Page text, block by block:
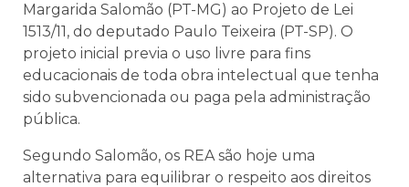
Margarida Salomão (PT-MG) ao Projeto de Lei
1513/11, do deputado Paulo Teixeira (PT-SP). O
projeto inicial previa o uso livre para fins
educacionais de toda obra intelectual que tenha
sido subvencionada ou paga pela administração
pública.
Segundo Salomão, os REA são hoje uma
alternativa para equilibrar o respeito aos direitos